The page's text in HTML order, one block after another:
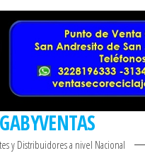
GABYVENTAS
y Distribuidores a nivel Nacional